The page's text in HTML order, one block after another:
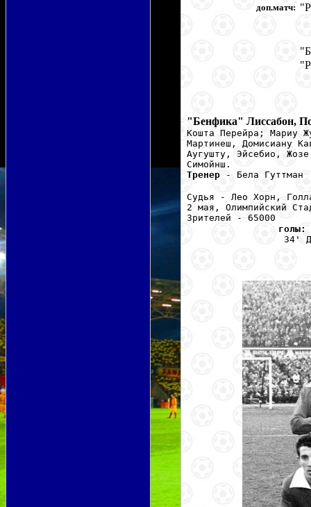
доп.матч:
"Бенфика" Лиссабон,
Кошта Перейра; Мариу
Мартинеш, Домисиану
Aугушту, Эйсебио,
Симойнш.
Тренер - Бела Гуттман
Судья - Лео Хорн,
2 мая, Олимпийский
Зрителей - 65000
голы:
34'